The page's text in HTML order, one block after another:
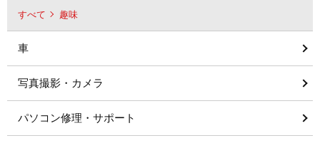
すべて 趣味
車
写真撮影・カメラ
パソコン修理・サポート